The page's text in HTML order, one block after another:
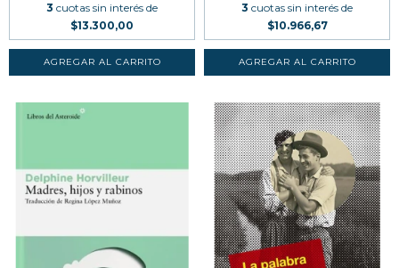
3 cuotas sin interés de
$13.300,00
3 cuotas sin interés de
$10.966,67